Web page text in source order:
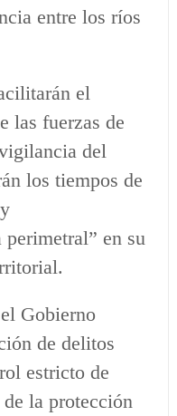
entre los ríos
el
las fuerzas de
del
los tiempos de
en su
Gobierno
de delitos
estricto de
la protección